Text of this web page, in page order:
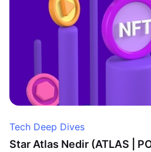
Tech Deep Dives
Star Atlas Nedir (ATLAS |